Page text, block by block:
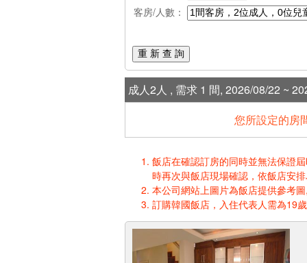
客房/人數：
重 新 查 詢
成人2人 , 需求 1 間, 2026/08/22 ~
您所設定的房
飯店在確認訂房的同時並無法保證
時再次與飯店現場確認，依飯店安
本公司網站上圖片為飯店提供參考
訂購韓國飯店，入住代表人需為19